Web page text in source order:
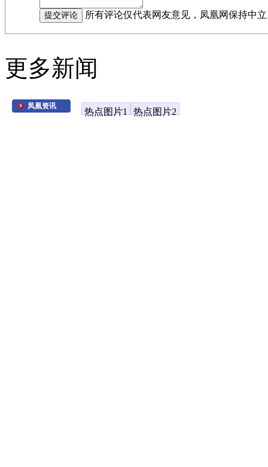
所有评论仅代表网友意见，凤凰网保持中
更多新闻
凤凰资讯
热点图片1 热点图片2